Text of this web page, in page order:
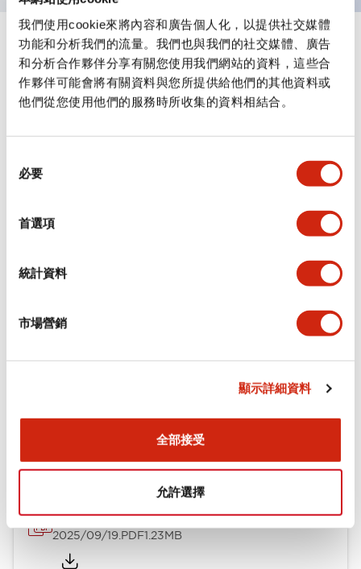
我們使用cookie來將內容和廣告個人化，以提供社交媒體
功能和分析我們的流量。我們也與我們的社交媒體、廣告
和分析合作夥伴分享有關您使用我們網站的資料，這些合
作夥伴可能會將有關資料與您所提供給他們的其他資料或
他們從您使用他們的服務時所收集的資料相結合。
必要
首選項
統計資料
市場營銷
顯示詳細資料
全部接受
允許選擇
規格 顯示全部
審美規範
環境規範
功能規格
Flush Silhouette LW系列 控制元件 (英文版)
2025/09/19.PDF1.23MB